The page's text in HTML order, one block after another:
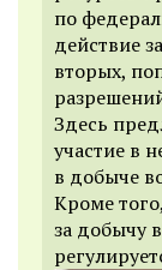
по
действие
вторых,
Здесь
участие в
в добыче
Кроме
за добычу